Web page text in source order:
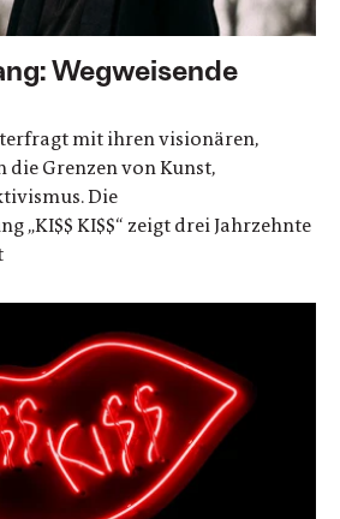
Wegweisende
mit ihren visionären,
Grenzen von Kunst,
Die
„KI$$ KI$$“ zeigt drei Jahrzehnte